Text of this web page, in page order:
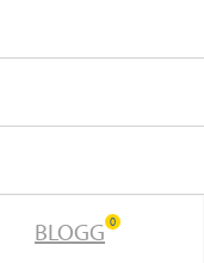
BLOGG 0